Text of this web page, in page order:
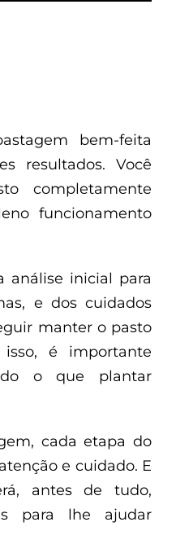
bem-feita
resultados. Você
completamente
funcionamento
análise inicial para
e dos cuidados
manter o pasto
é importante
o que plantar
cada etapa do
e cuidado. E
antes de tudo,
para lhe ajudar